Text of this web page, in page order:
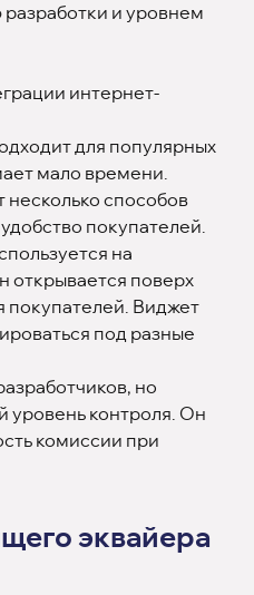
и уровнем
интернет-
для популярных
мало времени.
способов
покупателей.
на
открывается поверх
покупателей. Виджет
под разные
но
уровень контроля. Он
комиссии при
эквайера